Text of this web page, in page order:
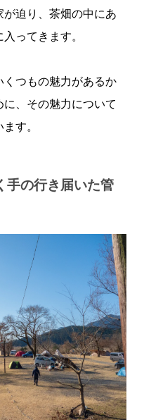
迫り、茶畑の中にあ
ってきます。
つもの魅力があるか
、その魅力について
す。
の行き届いた管